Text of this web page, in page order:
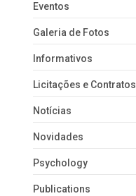
Eventos
Galeria de Fotos
Informativos
Licitações e Contratos
Notícias
Novidades
Psychology
Publications